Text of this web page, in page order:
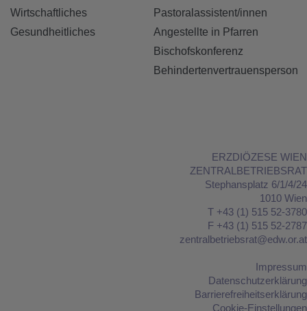
Wirtschaftliches
Gesundheitliches
Pastoralassistent/innen
Angestellte in Pfarren
Bischofskonferenz
Behindertenvertrauensperson
ERZDIÖZESE WIEN
ZENTRALBETRIEBSRAT
Stephansplatz 6/1/4/24
1010 Wien
T +43 (1) 515 52-3780
F +43 (1) 515 52-2787
zentralbetriebsrat@edw.or.at
Impressum
Datenschutzerklärung
Barrierefreiheitserklärung
Cookie-Einstellungen